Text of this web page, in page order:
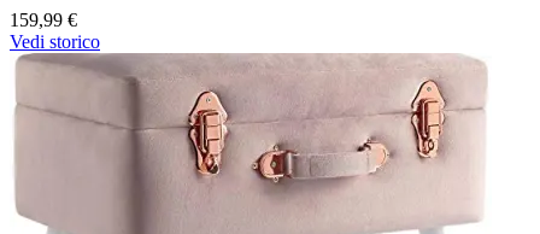
159,99 €
Vedi storico